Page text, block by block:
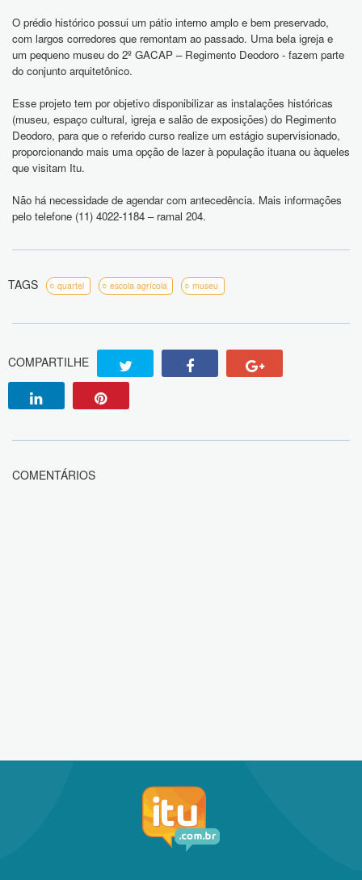
O prédio histórico possui um pátio interno amplo e bem preservado,
com largos corredores que remontam ao passado. Uma bela igreja e
um pequeno museu do 2º GACAP – Regimento Deodoro - fazem parte
do conjunto arquitetônico.
Esse projeto tem por objetivo disponibilizar as instalações históricas
(museu, espaço cultural, igreja e salão de exposições) do Regimento
Deodoro, para que o referido curso realize um estágio supervisionado,
proporcionando mais uma opção de lazer à população ituana ou àqueles
que visitam Itu.
Não há necessidade de agendar com antecedência. Mais informações
pelo telefone (11) 4022-1184 – ramal 204.
TAGS quartel escola agrícola museu
COMPARTILHE
COMENTÁRIOS